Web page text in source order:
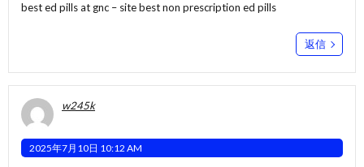
best ed pills at gnc – sitebest non prescription ed pills
返信
w245k
2025年7月10日 10:12 AM